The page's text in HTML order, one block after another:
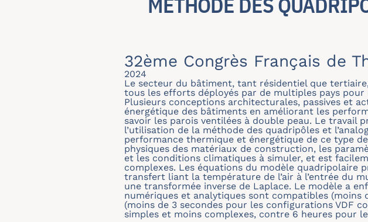
32ème Congrès Français de
2024
Le secteur du bâtiment, tant résidentiel que
tous les efforts déployés par de multiples pays pour
Plusieurs conceptions architecturales, passives et
énergétique des bâtiments en améliorant les
savoir les parois ventilées à double peau. Le travail
l’utilisation de la méthode des quadripôles et
performance thermique et énergétique de ce type
physiques des matériaux de construction, les
et les conditions climatiques à simuler, et est
complexes. Les équations du modèle
transfert liant la température de l’air à l’entrée du
une transformée inverse de Laplace. Le modèle a
numériques et analytiques sont compatibles (moins
(moins de 3 secondes pour les configurations VDF
simples et moins complexes, contre 6 heures pour